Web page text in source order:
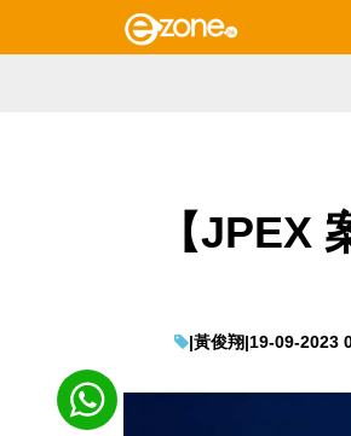
【JPEX
|黃俊翔|19-09-2023